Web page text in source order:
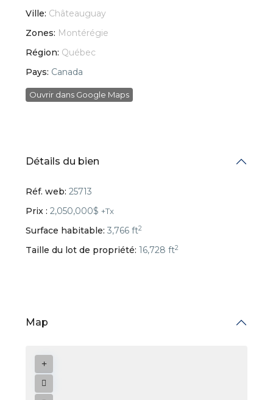
Ville: Châteauguay
Zones: Montérégie
Région: Québec
Pays: Canada
Ouvrir dans Google Maps
Détails du bien
Réf. web: 25713
Prix : 2,050,000$ +Tx
Surface habitable: 3,766 ft2
Taille du lot de propriété: 16,728 ft2
Map